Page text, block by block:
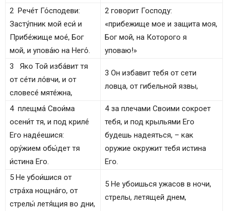
2 Рече́т Го́сподеви:
Засту́пник мой еси́ и
Прибе́жище мое́, Бог
мой, и упова́ю на Него́.
2 говорит Господу:
«прибежище мое и защита моя,
Бог мой, на Которого я
уповаю!»
3 Яко Той изба́вит тя
от се́ти ло́вчи, и от
словесе́ мяте́жна,
3 Он избавит тебя от сети
ловца, от гибельной язвы,
4 плещма́ Свои́ма
осени́т тя, и под криле́
Его наде́ешися:
ору́жием обы́дет тя
и́стина Его.
4 за плечами Своими сокроет
тебя, и под крыльями Его
будешь надеяться, – как
оружие окружит тебя истина
Его.
5 Не убои́шися от
стра́ха нощна́го, от
стрелы́ летя́щия во дни,
5 Не убоишься ужасов в ночи,
стрелы, летящей днем,